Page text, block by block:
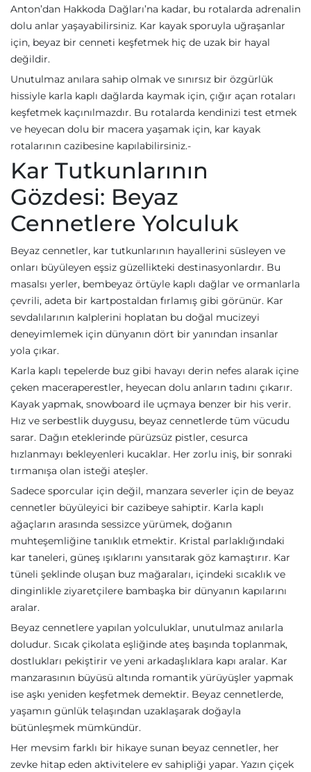
Anton’dan Hakkoda Dağları’na kadar, bu rotalarda adrenalin
dolu anlar yaşayabilirsiniz. Kar kayak sporuyla uğraşanlar
için, beyaz bir cenneti keşfetmek hiç de uzak bir hayal
değildir.
Unutulmaz anılara sahip olmak ve sınırsız bir özgürlük
hissiyle karla kaplı dağlarda kaymak için, çığır açan rotaları
keşfetmek kaçınılmazdır. Bu rotalarda kendinizi test etmek
ve heyecan dolu bir macera yaşamak için, kar kayak
rotalarının cazibesine kapılabilirsiniz.-
Kar Tutkunlarının
Gözdesi: Beyaz
Cennetlere Yolculuk
Beyaz cennetler, kar tutkunlarının hayallerini süsleyen ve
onları büyüleyen eşsiz güzellikteki destinasyonlardır. Bu
masalsı yerler, bembeyaz örtüyle kaplı dağlar ve ormanlarla
çevrili, adeta bir kartpostaldan fırlamış gibi görünür. Kar
sevdalılarının kalplerini hoplatan bu doğal mucizeyi
deneyimlemek için dünyanın dört bir yanından insanlar
yola çıkar.
Karla kaplı tepelerde buz gibi havayı derin nefes alarak içine
çeken maceraperestler, heyecan dolu anların tadını çıkarır.
Kayak yapmak, snowboard ile uçmaya benzer bir his verir.
Hız ve serbestlik duygusu, beyaz cennetlerde tüm vücudu
sarar. Dağın eteklerinde pürüzsüz pistler, cesurca
hızlanmayı bekleyenleri kucaklar. Her zorlu iniş, bir sonraki
tırmanışa olan isteği ateşler.
Sadece sporcular için değil, manzara severler için de beyaz
cennetler büyüleyici bir cazibeye sahiptir. Karla kaplı
ağaçların arasında sessizce yürümek, doğanın
muhteşemliğine tanıklık etmektir. Kristal parlaklığındaki
kar taneleri, güneş ışıklarını yansıtarak göz kamaştırır. Kar
tüneli şeklinde oluşan buz mağaraları, içindeki sıcaklık ve
dinginlikle ziyaretçilere bambaşka bir dünyanın kapılarını
aralar.
Beyaz cennetlere yapılan yolculuklar, unutulmaz anılarla
doludur. Sıcak çikolata eşliğinde ateş başında toplanmak,
dostlukları pekiştirir ve yeni arkadaşlıklara kapı aralar. Kar
manzarasının büyüsü altında romantik yürüyüşler yapmak
ise aşkı yeniden keşfetmek demektir. Beyaz cennetlerde,
yaşamın günlük telaşından uzaklaşarak doğayla
bütünleşmek mümkündür.
Her mevsim farklı bir hikaye sunan beyaz cennetler, her
zevke hitap eden aktivitelere ev sahipliği yapar. Yazın çiçek